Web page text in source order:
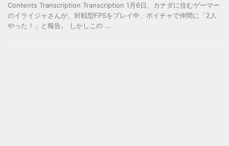
Contents Transcription Transcription 1月6日、カナダに住むゲーマー
のイライジャさんが、対戦型FPSをプレイ中、ボイチャで仲間に「2人
やった！」と報告。 しかしこの ...